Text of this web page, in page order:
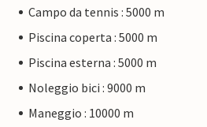
Campo da tennis : 5000 m
Piscina coperta : 5000 m
Piscina esterna : 5000 m
Noleggio bici : 9000 m
Maneggio : 10000 m